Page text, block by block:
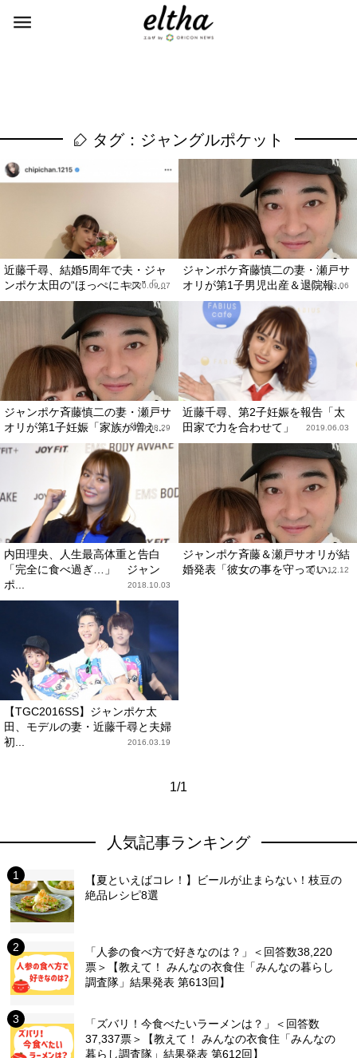
タグ：ジャングルポケット
近藤千尋、結婚5周年で夫・ジャ
ンポケ太田の“ほっぺにキス”「...
2020.09.07
ジャンポケ斉藤慎二の妻・瀬戸サ
オリが第1子男児出産＆退院報...
2020.03.06
ジャンポケ斉藤慎二の妻・瀬戸サ
オリが第1子妊娠「家族が増え...
2019.08.29
近藤千尋、第2子妊娠を報告「太
田家で力を合わせて」
2019.06.03
内田理央、人生最高体重と告白
「完全に食べ過ぎ…」 ジャン
ポ...
2018.10.03
ジャンポケ斉藤＆瀬戸サオリが結
婚発表「彼女の事を守ってい...
2017.12.12
【TGC2016SS】ジャンポケ太
田、モデルの妻・近藤千尋と夫婦
初...
2016.03.19
1/1
人気記事ランキング
【夏といえばコレ！】ビールが止まらない！枝豆の
絶品レシピ8選
「人参の食べ方で好きなのは？」＜回答数38,220
票＞【教えて！ みんなの衣食住「みんなの暮らし
調査隊」結果発表 第613回】
「ズバリ！今食べたいラーメンは？」＜回答数
37,337票＞【教えて！ みんなの衣食住「みんなの
暮らし調査隊」結果発表 第612回】